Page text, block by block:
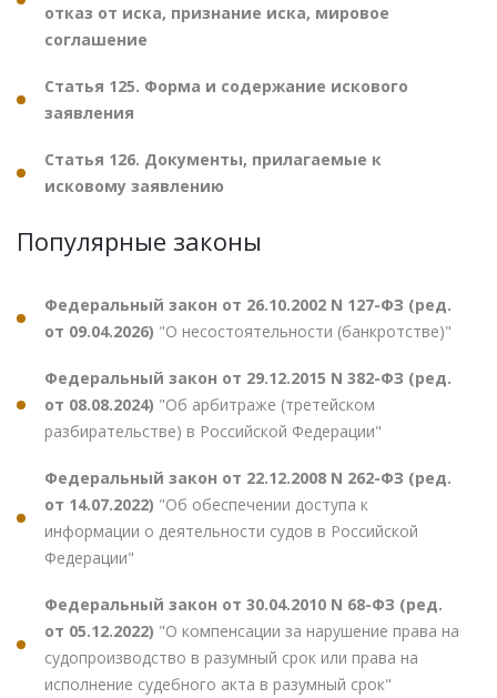
отказ от иска, признание иска, мировое
соглашение
Статья 125. Форма и содержание искового
заявления
Статья 126. Документы, прилагаемые к
исковому заявлению
Популярные законы
Федеральный закон от 26.10.2002 N 127-ФЗ (ред.
от 09.04.2026) "О несостоятельности (банкротстве)"
Федеральный закон от 29.12.2015 N 382-ФЗ (ред.
от 08.08.2024) "Об арбитраже (третейском
разбирательстве) в Российской Федерации"
Федеральный закон от 22.12.2008 N 262-ФЗ (ред.
от 14.07.2022) "Об обеспечении доступа к
информации о деятельности судов в Российской
Федерации"
Федеральный закон от 30.04.2010 N 68-ФЗ (ред.
от 05.12.2022) "О компенсации за нарушение права на
судопроизводство в разумный срок или права на
исполнение судебного акта в разумный срок"